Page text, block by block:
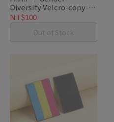
Diversity Velcro-copy-
copy-copy-copy-copy-
copy
NT$100
Out of Stock